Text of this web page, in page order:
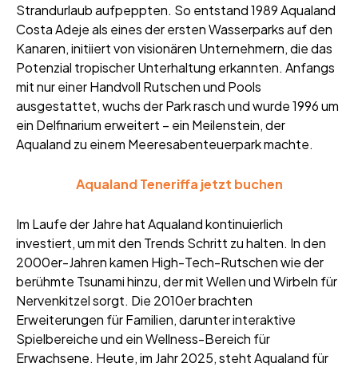
Strandurlaub aufpeppten. So entstand 1989 Aqualand
Costa Adeje als eines der ersten Wasserparks auf den
Kanaren, initiiert von visionären Unternehmern, die das
Potenzial tropischer Unterhaltung erkannten. Anfangs
mit nur einer Handvoll Rutschen und Pools
ausgestattet, wuchs der Park rasch und wurde 1996 um
ein Delfinarium erweitert – ein Meilenstein, der
Aqualand zu einem Meeresabenteuerpark machte.
Aqualand Teneriffa jetzt buchen
Im Laufe der Jahre hat Aqualand kontinuierlich
investiert, um mit den Trends Schritt zu halten. In den
2000er-Jahren kamen High-Tech-Rutschen wie der
berühmte Tsunami hinzu, der mit Wellen und Wirbeln für
Nervenkitzel sorgt. Die 2010er brachten
Erweiterungen für Familien, darunter interaktive
Spielbereiche und ein Wellness-Bereich für
Erwachsene. Heute, im Jahr 2025, steht Aqualand für